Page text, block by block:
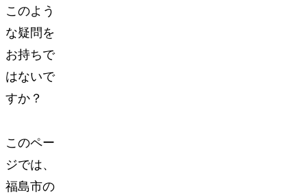
このよう
な疑問を
お持ちで
はないで
すか？
このペー
ジでは、
福島市の